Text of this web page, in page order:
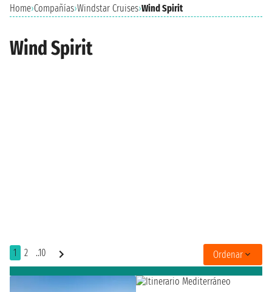
Home›Compañías›Windstar Cruises›Wind Spirit
Wind Spirit
1 2 ..10 Ordenar